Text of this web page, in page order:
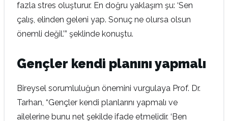
fazla stres oluşturur. En doğru yaklaşım şu: ‘Sen
çalış, elinden geleni yap. Sonuç ne olursa olsun
önemli değil.’” şeklinde konuştu.
Gençler kendi planını yapmalı
Bireysel sorumluluğun önemini vurgulaya Prof. Dr.
Tarhan, “Gençler kendi planlarını yapmalı ve
ailelerine bunu net şekilde ifade etmelidir. ‘Ben